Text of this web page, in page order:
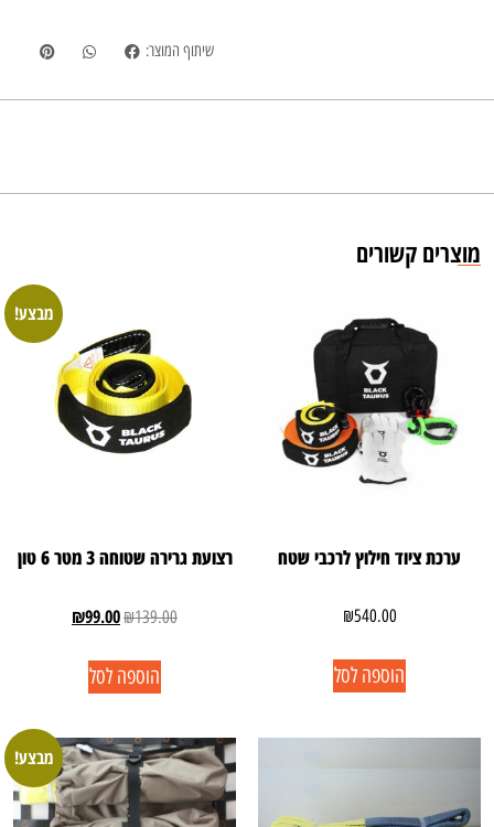
שיתוף המוצר:
מוצרים קשורים
ערכת ציוד חילוץ לרכבי שטח
₪540.00
הוספה לסל
מבצע!
רצועת גרירה שטוחה 3 מטר 6 טון
₪139.00
₪99.00
הוספה לסל
מבצע!